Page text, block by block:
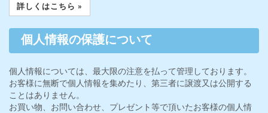
詳しくはこちら »
個人情報の保護について
個人情報については、最大限の注意を払って管理しております。
お客様に無断で個人情報を集めたり、第三者に譲渡又は公開する
ことはありません。
お買い物、お問い合わせ、プレゼント等で頂いたお客様の個人情